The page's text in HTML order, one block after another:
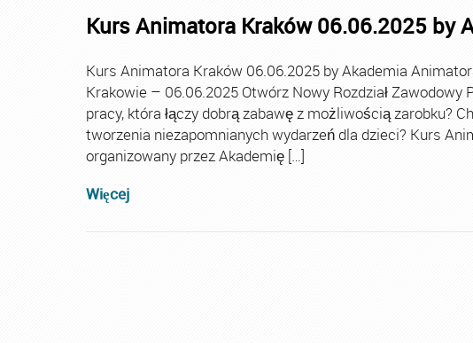
Kurs Animatora Kraków 06.06.2025 by
Kurs Animatora Kraków 06.06.2025 by Akademia
Krakowie – 06.06.2025 Otwórz Nowy Rozdział Zawodowy
pracy, która łączy dobrą zabawę z możliwością zarobku?
tworzenia niezapomnianych wydarzeń dla dzieci? Kurs
organizowany przez Akademię […]
Więcej